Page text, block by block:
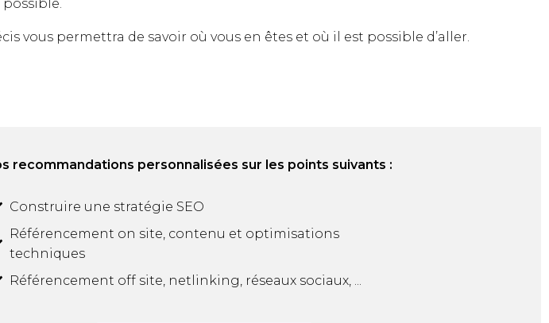
vous permettra de savoir où vous en êtes et où il est possible d’aller.
recommandations personnalisées sur les points suivants :
Construire une stratégie SEO
Référencement on site, contenu et optimisations
techniques
Référencement off site, netlinking, réseaux sociaux, ...